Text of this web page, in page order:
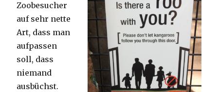
Zoobesucher
auf sehr nette
Art, dass man
aufpassen
soll, dass
niemand
ausbüchst.